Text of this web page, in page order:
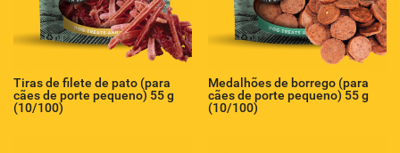
Tiras de filete de pato (para
cães de porte pequeno) 55 g
(10/100)
Medalhões de borrego (para
cães de porte pequeno) 55 g
(10/100)